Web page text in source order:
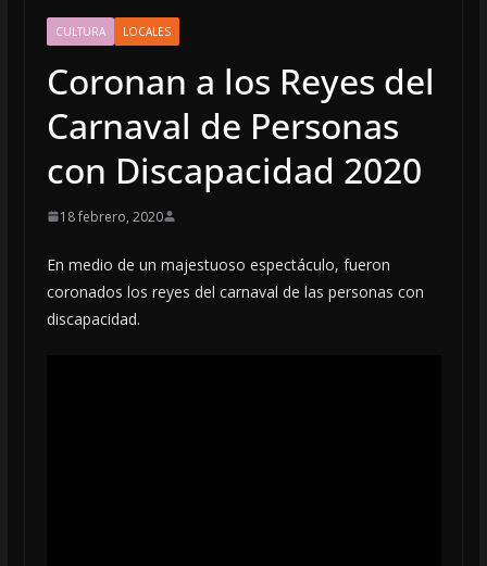
CULTURA LOCALES
Coronan a los Reyes del
Carnaval de Personas
con Discapacidad 2020
18 febrero, 2020
En medio de un majestuoso espectáculo, fueron
coronados los reyes del carnaval de las personas con
discapacidad.